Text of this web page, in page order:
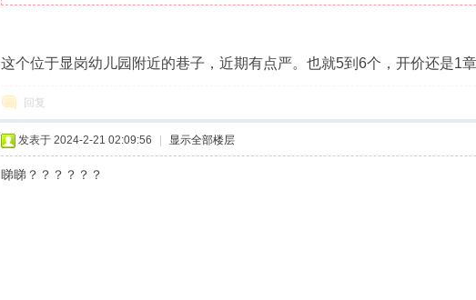
这个位于显岗幼儿园附近的巷子，近期有点严。也就5到6个，开价还是1
回复
发表于 2024-2-21 02:09:56 显示全部楼层
睇睇？？？？？？